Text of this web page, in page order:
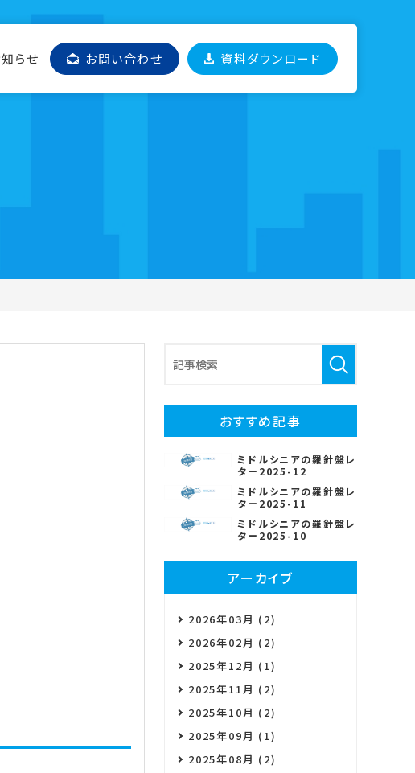
らせ お問い合わせ 資料ダウンロード
おすすめ記事
ミドルシニアの羅針盤レ
ター2025-12
ミドルシニアの羅針盤レ
ター2025-11
ミドルシニアの羅針盤レ
ター2025-10
アーカイブ
2026年03月 (2)
2026年02月 (2)
2025年12月 (1)
2025年11月 (2)
2025年10月 (2)
2025年09月 (1)
2025年08月 (2)